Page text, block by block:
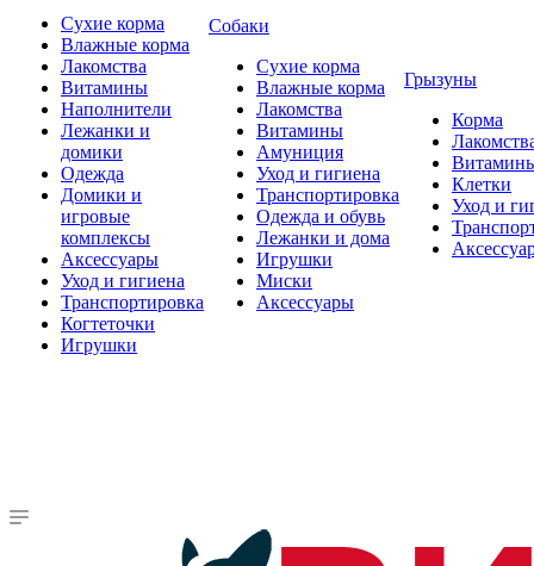
Сухие корма
Влажные корма
Лакомства
Витамины
Наполнители
Лежанки и
домики
Одежда
Домики и
игровые
комплексы
Аксессуары
Уход и гигиена
Транспортировка
Когтеточки
Игрушки
Собаки
Сухие корма
Влажные корма
Лакомства
Витамины
Амуниция
Уход и гигиена
Транспортировка
Одежда и обувь
Лежанки и дома
Игрушки
Миски
Аксессуары
Грызуны
Корма
Клетки
Уход и